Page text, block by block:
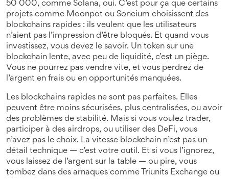
50 000, comme Solana, oui. C’est pour ça que certains
projets comme Moonpot ou Soneium choisissent des
blockchains rapides : ils veulent que les utilisateurs
n’aient pas l’impression d’être bloqués. Et quand vous
investissez, vous devez le savoir. Un token sur une
blockchain lente, avec peu de liquidité, c’est un piège.
Vous ne pourrez pas vendre vite, et vous perdrez de
l’argent en frais ou en opportunités manquées.
Les blockchains rapides ne sont pas parfaites. Elles
peuvent être moins sécurisées, plus centralisées, ou avoir
des problèmes de stabilité. Mais si vous voulez trader,
participer à des airdrops, ou utiliser des DeFi, vous
n’avez pas le choix. La vitesse blockchain n’est pas un
détail technique — c’est votre outil. Et si vous l’ignorez,
vous laissez de l’argent sur la table — ou pire, vous
tombez dans des arnaques comme Triunits Exchange ou